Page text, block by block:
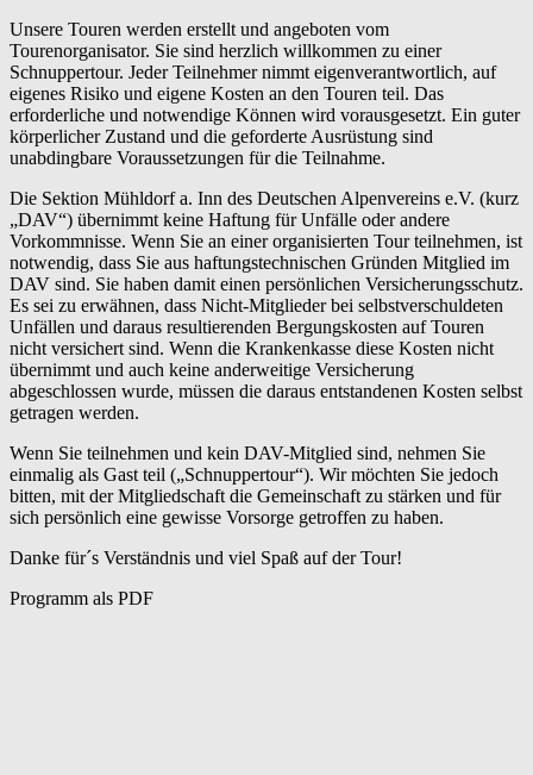
Unsere Touren werden erstellt und angeboten vom
Tourenorganisator. Sie sind herzlich willkommen zu einer
Schnuppertour. Jeder Teilnehmer nimmt eigenverantwortlich, auf
eigenes Risiko und eigene Kosten an den Touren teil. Das
erforderliche und notwendige Können wird vorausgesetzt. Ein guter
körperlicher Zustand und die geforderte Ausrüstung sind
unabdingbare Voraussetzungen für die Teilnahme.
Die Sektion Mühldorf a. Inn des Deutschen Alpenvereins e.V. (kurz
„DAV“) übernimmt keine Haftung für Unfälle oder andere
Vorkommnisse. Wenn Sie an einer organisierten Tour teilnehmen, ist
notwendig, dass Sie aus haftungstechnischen Gründen Mitglied im
DAV sind. Sie haben damit einen persönlichen Versicherungsschutz.
Es sei zu erwähnen, dass Nicht-Mitglieder bei selbstverschuldeten
Unfällen und daraus resultierenden Bergungskosten auf Touren
nicht versichert sind. Wenn die Krankenkasse diese Kosten nicht
übernimmt und auch keine anderweitige Versicherung
abgeschlossen wurde, müssen die daraus entstandenen Kosten selbst
getragen werden.
Wenn Sie teilnehmen und kein DAV-Mitglied sind, nehmen Sie
einmalig als Gast teil („Schnuppertour“). Wir möchten Sie jedoch
bitten, mit der Mitgliedschaft die Gemeinschaft zu stärken und für
sich persönlich eine gewisse Vorsorge getroffen zu haben.
Danke für´s Verständnis und viel Spaß auf der Tour!
Programm als PDF